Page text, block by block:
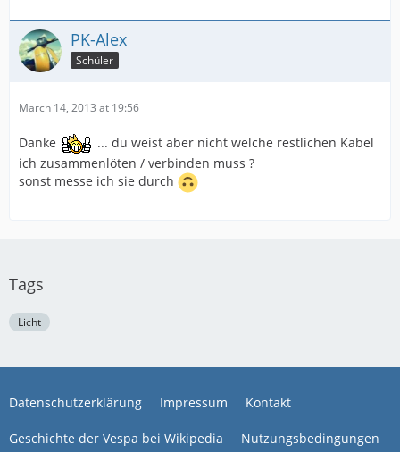
PK-Alex
Schüler
March 14, 2013 at 19:56
Danke
... du weist aber nicht welche restlichen Kabel
ich zusammenlöten / verbinden muss ?
sonst messe ich sie durch
Tags
Licht
Datenschutzerklärung Impressum Kontakt
Geschichte der Vespa bei Wikipedia Nutzungsbedingungen